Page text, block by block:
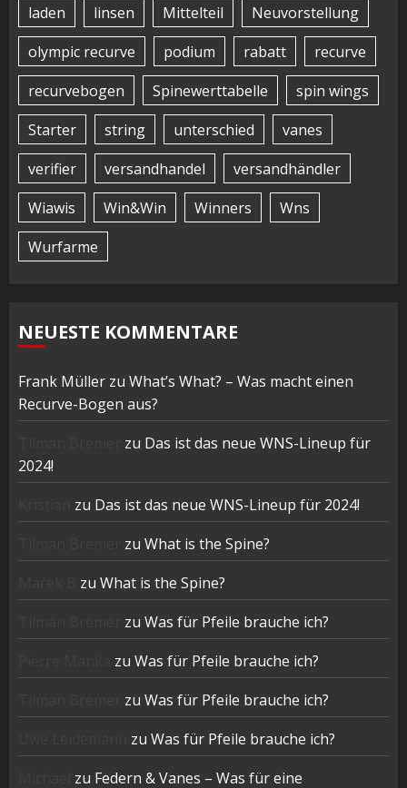
laden
linsen Mittelteil
Neuvorstellung
olympic recurve
podium rabatt
recurve
recurvebogen
Spinewerttabelle
spin wings
Starter
string unterschied
vanes
verifier
versandhandel
versandhändler
Wiawis
Win&Win Winners
Wns
Wurfarme
NEUESTE KOMMENTARE
Frank Müller zu What’s What? – Was macht einen
Recurve-Bogen aus?
zu Das ist das neue WNS-Lineup für
2024!
zu Das ist das neue WNS-Lineup für 2024!
zu What is the Spine?
zu What is the Spine?
zu Was für Pfeile brauche ich?
zu Was für Pfeile brauche ich?
zu Was für Pfeile brauche ich?
zu Was für Pfeile brauche ich?
zu Federn & Vanes – Was für eine